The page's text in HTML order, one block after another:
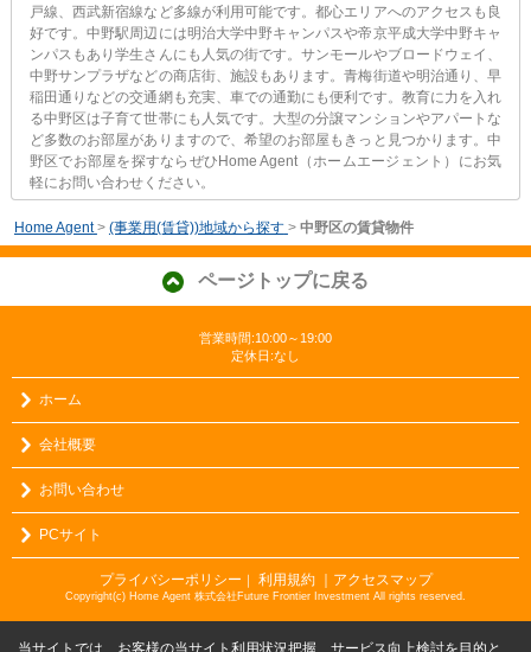
戸線、西武新宿線など多線が利用可能です。都心エリアへのアクセスも良
好です。中野駅周辺には明治大学中野キャンパスや帝京平成大学中野キャ
ンパスもあり学生さんにも人気の街です。サンモールやブロードウェイ、
中野サンプラザなどの商店街、施設もあります。青梅街道や明治通り、早
稲田通りなどの交通網も充実、車での通勤にも便利です。教育に力を入れ
る中野区は子育て世帯にも人気です。大型の分譲マンションやアパートな
ど多数のお部屋がありますので、希望のお部屋もきっと見つかります。中
野区でお部屋を探すならぜひHome Agent（ホームエージェント）にお気
軽にお問い合わせください。
Home Agent > (事業用(賃貸))地域から探す > 中野区の賃貸物件
ページトップに戻る
営業時間:10:00～19:00
定休日:なし
ホーム
会社概要
お問い合わせ
PCサイト
プライバシーポリシー ｜ 利用規約 ｜アクセスマップ
Copyright(c) Home Agent 株式会社Future Frontier Investment All rights reserved.
当サイトでは、お客様の当サイト利用状況把握、サービス向上検討を目的と